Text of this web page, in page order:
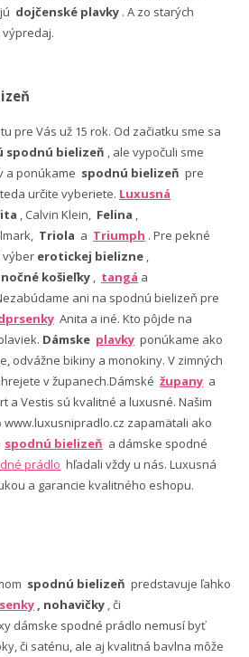
dojčenské plavky . A zo starých
pre Vás už 15 rok. Od začiatku sme sa
spodnú bielizeň , ale vypočuli sme
a ponúkame spodnú bielizeň pre
určite vyberiete. Luxusná
, Calvin Klein, Felina ,
Triola a Triumph . Pre pekné
výber erotickej bielizne ,
nočné košieľky , tangá a
ani na spodnú bielizeň pre
Anita a iné. Kto pôjde na
Dámske plavky ponúkame ako
odvážne bikiny a monokiny. V zimných
v županech.Dámské župany a
a Vestis sú kvalitné a luxusné. Našim
www.luxusnipradlo.cz zapamätali ako
spodnú bielizeň a dámske spodné
prádlo hľadali vždy u nás. Luxusná
a garancie kvalitného eshopu.
spodnú bielizeň predstavuje ľahko
, nohavičky , či
dámske spodné prádlo nemusí byť
či saténu, ale aj kvalitná bavlna môže